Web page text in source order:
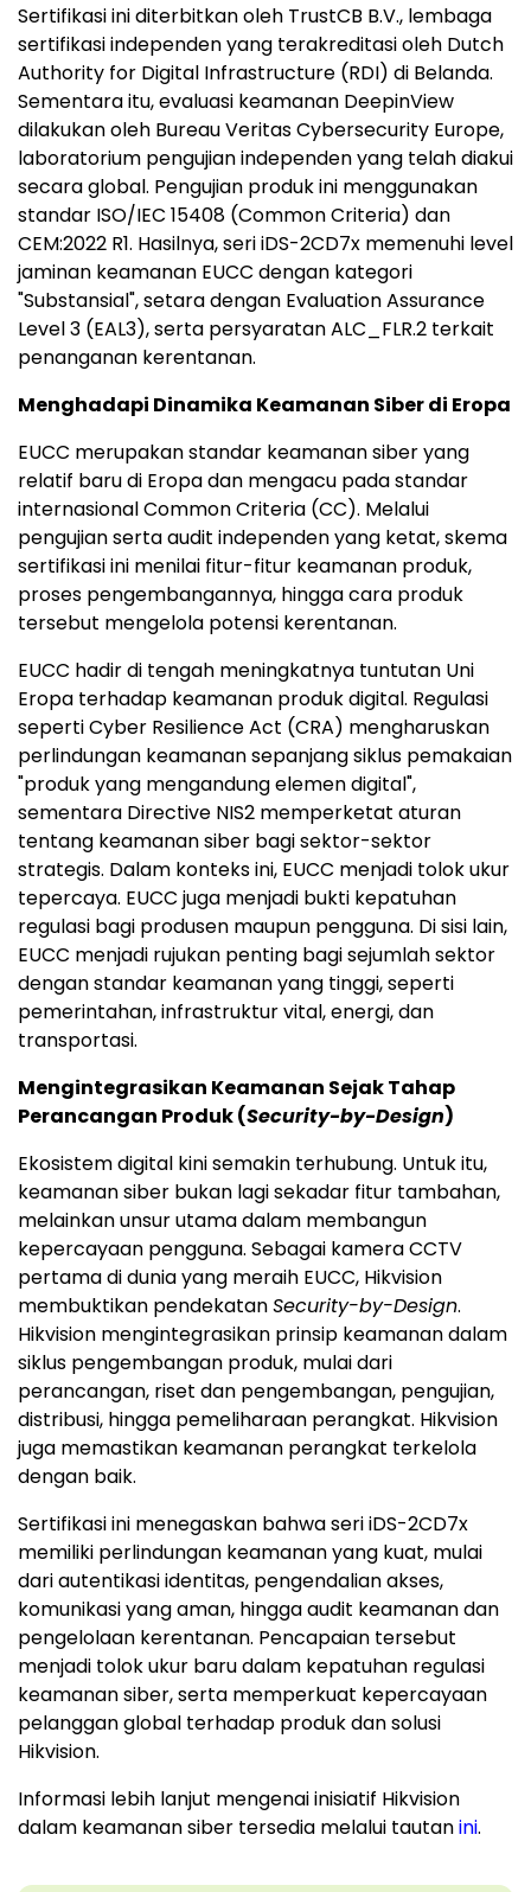
Sertifikasi ini diterbitkan oleh TrustCB B.V., lembaga
sertifikasi independen yang terakreditasi oleh Dutch
Authority for Digital Infrastructure (RDI) di Belanda.
Sementara itu, evaluasi keamanan DeepinView
dilakukan oleh Bureau Veritas Cybersecurity Europe,
laboratorium pengujian independen yang telah diakui
secara global. Pengujian produk ini menggunakan
standar ISO/IEC 15408 (Common Criteria) dan
CEM:2022 R1. Hasilnya, seri iDS-2CD7x memenuhi level
jaminan keamanan EUCC dengan kategori
"Substansial", setara dengan Evaluation Assurance
Level 3 (EAL3), serta persyaratan ALC_FLR.2 terkait
penanganan kerentanan.
Menghadapi Dinamika Keamanan Siber di Eropa
EUCC merupakan standar keamanan siber yang
relatif baru di Eropa dan mengacu pada standar
internasional Common Criteria (CC). Melalui
pengujian serta audit independen yang ketat, skema
sertifikasi ini menilai fitur-fitur keamanan produk,
proses pengembangannya, hingga cara produk
tersebut mengelola potensi kerentanan.
EUCC hadir di tengah meningkatnya tuntutan Uni
Eropa terhadap keamanan produk digital. Regulasi
seperti Cyber Resilience Act (CRA) mengharuskan
perlindungan keamanan sepanjang siklus pemakaian
"produk yang mengandung elemen digital",
sementara Directive NIS2 memperketat aturan
tentang keamanan siber bagi sektor-sektor
strategis. Dalam konteks ini, EUCC menjadi tolok ukur
tepercaya. EUCC juga menjadi bukti kepatuhan
regulasi bagi produsen maupun pengguna. Di sisi lain,
EUCC menjadi rujukan penting bagi sejumlah sektor
dengan standar keamanan yang tinggi, seperti
pemerintahan, infrastruktur vital, energi, dan
transportasi.
Mengintegrasikan Keamanan Sejak Tahap
Perancangan Produk (Security-by-Design)
Ekosistem digital kini semakin terhubung. Untuk itu,
keamanan siber bukan lagi sekadar fitur tambahan,
melainkan unsur utama dalam membangun
kepercayaan pengguna. Sebagai kamera CCTV
pertama di dunia yang meraih EUCC, Hikvision
membuktikan pendekatanSecurity-by-Design.
Hikvision mengintegrasikan prinsip keamanan dalam
siklus pengembangan produk, mulai dari
perancangan, riset dan pengembangan, pengujian,
distribusi, hingga pemeliharaan perangkat. Hikvision
juga memastikan keamanan perangkat terkelola
dengan baik.
Sertifikasi ini menegaskan bahwa seri iDS-2CD7x
memiliki perlindungan keamanan yang kuat, mulai
dari autentikasi identitas, pengendalian akses,
komunikasi yang aman, hingga audit keamanan dan
pengelolaan kerentanan. Pencapaian tersebut
menjadi tolok ukur baru dalam kepatuhan regulasi
keamanan siber, serta memperkuat kepercayaan
pelanggan global terhadap produk dan solusi
Hikvision.
Informasi lebih lanjut mengenai inisiatif Hikvision
dalam keamanan siber tersedia melalui tautanini.